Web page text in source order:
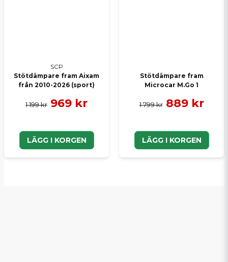
SCP
Stötdämpare fram Aixam
från 2010-2026 (sport)
1 199 kr 969 kr
LÄGG I KORGEN
Stötdämpare fram
Microcar M.Go 1
1 799 kr 889 kr
LÄGG I KORGEN